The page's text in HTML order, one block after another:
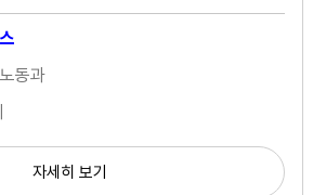
동과
자세히 보기